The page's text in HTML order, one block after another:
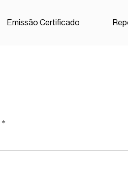
Emissão Certificado
*